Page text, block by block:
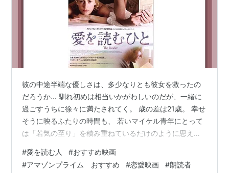
彼の中途半端な優しさは、多少なりとも彼女を救ったの
だろうか… 馴れ初めは相当いかがわしいのだが、一緒に
過ごすうちに徐々に満たされてく。 歳の差は21歳。 幸せ
そうに映るふたりの時間も、 若いマイケル青年にとって
は「若気の至り」を積み重ねているだけのように思え
法廷で再会するのだが、 そこからのマイケルには
「喝！！！」だ。 意気地がないというかなんという
#愛を読む人 #おすすめ映画
#アマゾンプライム おすすめ #恋愛映画 #朗読者